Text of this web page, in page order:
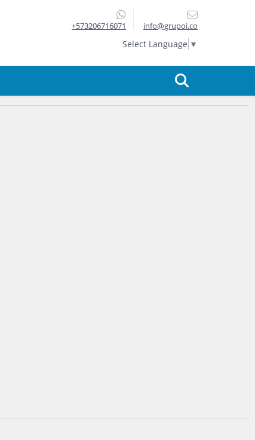
+573206716071 info@grupoi.co
Select Language ▼